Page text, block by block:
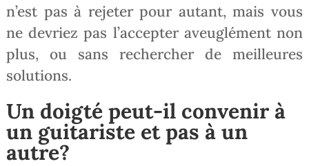
n’est pas à rejeter pour autant, mais vous
ne devriez pas l’accepter aveuglément non
plus, ou sans rechercher de meilleures
solutions.
Un doigté peut-il convenir à
un guitariste et pas à un
autre?